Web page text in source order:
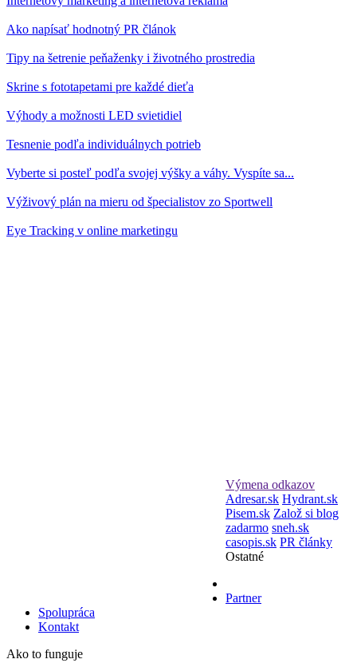
Ako napísať hodnotný PR článok
Tipy na šetrenie peňaženky i životného prostredia
Skrine s fototapetami pre každé dieťa
Výhody a možnosti LED svietidiel
Tesnenie podľa individuálnych potrieb
Vyberte si posteľ podľa svojej výšky a váhy. Vyspíte sa...
Výživový plán na mieru od špecialistov zo Sportwell
Eye Tracking v online marketingu
Výmena odkazov
Adresar.sk Hydrant.sk
Pisem.sk Založ si blog
zadarmo sneh.sk
casopis.sk PR články
Ostatné
Partner
Spolupráca
Kontakt
Ako to funguje